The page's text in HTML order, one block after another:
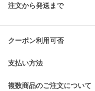
注文から発送まで
クーポン利用可否
支払い方法
複数商品のご注文について